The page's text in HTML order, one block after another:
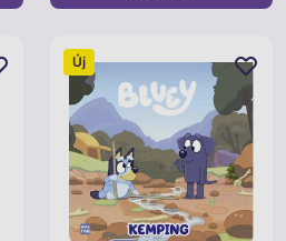
Új